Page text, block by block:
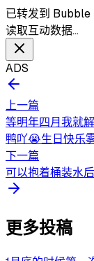
已转发到 Bubble
读取互动数据…
ADS
上一篇
等明年四月我就
鸭吖😭生日快乐
下一篇
可以抱着桶装水
更多投稿